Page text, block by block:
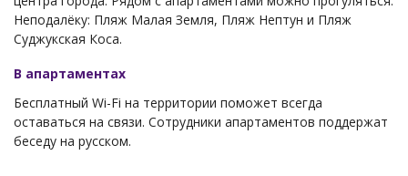
Неподалёку: Пляж Малая Земля, Пляж Нептун и Пляж
Суджукская Коса.
В апартаментах
Бесплатный Wi-Fi на территории поможет всегда
оставаться на связи. Сотрудники апартаментов поддержат
беседу на русском.